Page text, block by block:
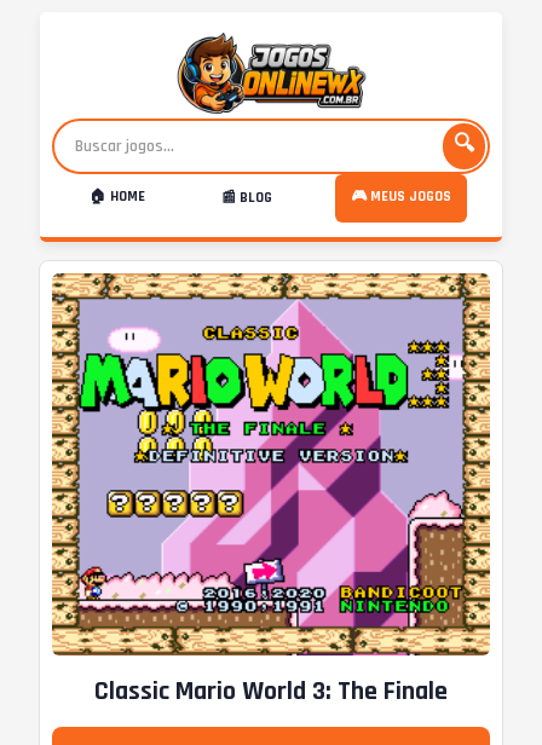
🔍
🏠 HOME 📰 BLOG 🎮 MEUS JOGOS
Classic Mario World 3: The Finale